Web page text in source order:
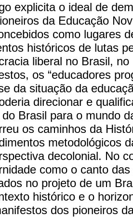
explicita o ideal de
da Educação
como lugares
históricos de lutas
liberal no Brasil,
os “educadores
da situação da
direcionar e
Brasil para o mundo
os caminhos da
metodológicos
decolonial. No
como o canto
no projeto de um
histórico e o
dos pioneiros